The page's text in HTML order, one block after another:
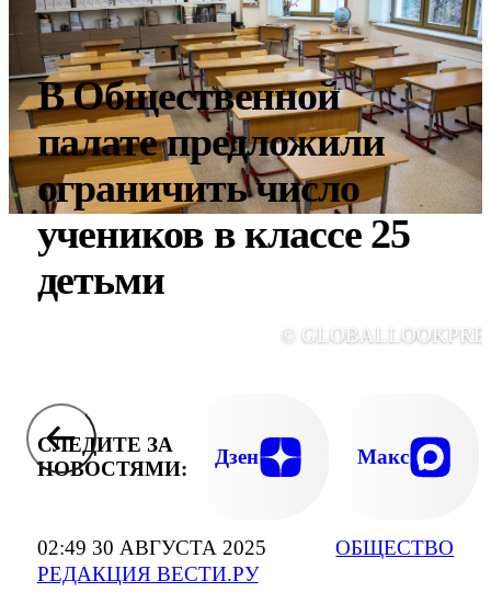
02:49 30 АВГУСТА 2025
РЕДАКЦИЯ ВЕСТИ.РУ
ОБЩЕСТВО
В Общественной
палате предложили
ограничить число
учеников в классе 25
детьми
©
СЛЕДИТЕ ЗА
НОВОСТЯМИ:
Дзен Макс